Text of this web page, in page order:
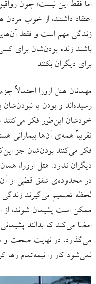
اما فقط این نیست؛ چون
اعتقاد داشتند، از خوب مردن
زندگی مهم است و فقط
باشند زنده بودن‌‌شان برای
برای دیگران بکنند.
مهمانان هتل ارورا احتمالاً
رسیده‌اند و بودن یا
خودشان این‌طور فکر
تقریباً همه‌ی آن‌ها بیمارانی
فکر می‌کنند بودن‌شان جز
دیگران ندارد. هتل ارورا،
در محدوده‌ی شفق قطبی از
لحظه تصمیم می‌گیرند زندگی
ممکن است پشیمان شوند، از
امضا می‌کند که بدانند
می‌گذارد، در نهایت صحت و
نمی‌شود کار را نیمه‌تمام رها